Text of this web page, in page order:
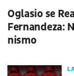
Oglasio se
Fernandeza:
nismo